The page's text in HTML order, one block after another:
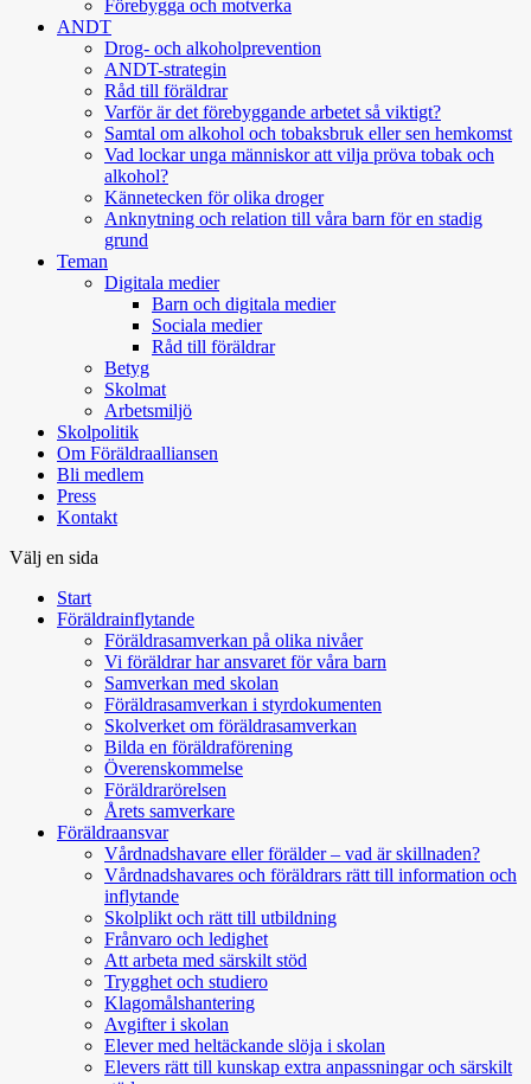
Förebygga och motverka
ANDT
Drog- och alkoholprevention
ANDT-strategin
Råd till föräldrar
Varför är det förebyggande arbetet så viktigt?
Samtal om alkohol och tobaksbruk eller sen hemkomst
Vad lockar unga människor att vilja pröva tobak och
alkohol?
Kännetecken för olika droger
Anknytning och relation till våra barn för en stadig
grund
Teman
Digitala medier
Barn och digitala medier
Sociala medier
Råd till föräldrar
Betyg
Skolmat
Arbetsmiljö
Skolpolitik
Om Föräldraalliansen
Bli medlem
Press
Kontakt
Välj en sida
Start
Föräldrainflytande
Föräldrasamverkan på olika nivåer
Vi föräldrar har ansvaret för våra barn
Samverkan med skolan
Föräldrasamverkan i styrdokumenten
Skolverket om föräldrasamverkan
Bilda en föräldraförening
Överenskommelse
Föräldrarörelsen
Årets samverkare
Föräldraansvar
Vårdnadshavare eller förälder – vad är skillnaden?
Vårdnadshavares och föräldrars rätt till information och
inflytande
Skolplikt och rätt till utbildning
Frånvaro och ledighet
Att arbeta med särskilt stöd
Trygghet och studiero
Klagomålshantering
Avgifter i skolan
Elever med heltäckande slöja i skolan
Elevers rätt till kunskap extra anpassningar och särskilt